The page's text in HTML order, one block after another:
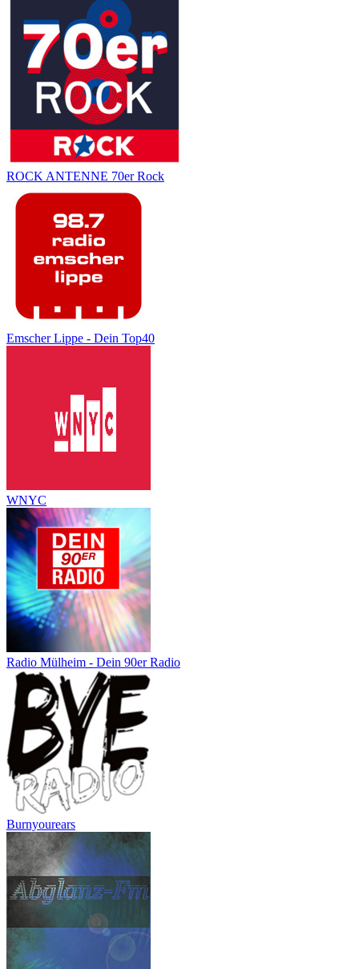
ROCK ANTENNE 70er Rock
Emscher Lippe - Dein Top40
WNYC
Radio Mülheim - Dein 90er Radio
Burnyourears